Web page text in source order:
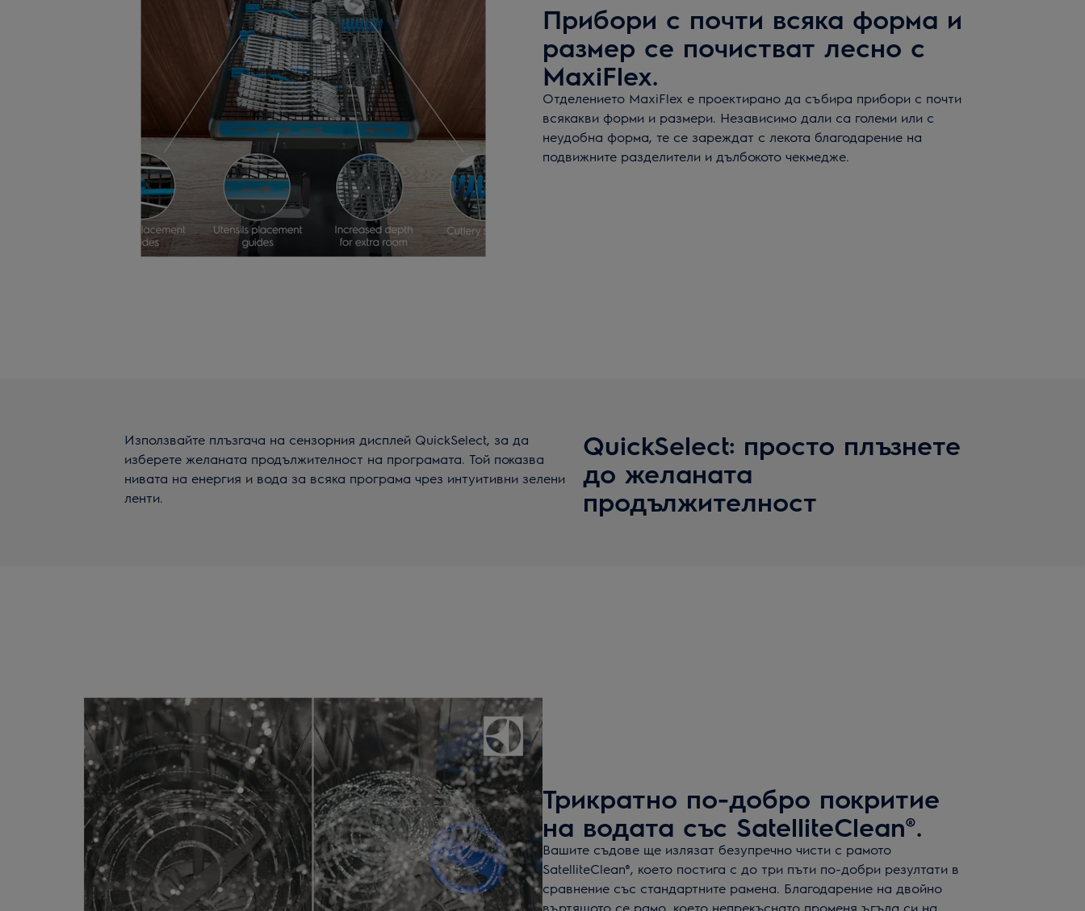
Прибори с почти всяка форма и
размер се почистват лесно с
MaxiFlex.
Отделението MaxiFlex е проектирано да събира прибори с почти
всякакви форми и размери. Независимо дали са големи или с
неудобна форма, те се зареждат с лекота благодарение на
подвижните разделители и дълбокото чекмедже.
QuickSelect: просто плъзнете
до желаната
продължителност
Използвайте плъзгача на сензорния дисплей QuickSelect, за да
изберете желаната продължителност на програмата. Той показва
нивата на енергия и вода за всяка програма чрез интуитивни зелени
ленти.
Трикратно по-добро покритие
на водата със SatelliteClean®.
Вашите съдове ще излязат безупречно чисти с рамото
SatelliteClean®, което постига с до три пъти по-добри резултати в
сравнение със стандартните рамена. Благодарение на двойно
въртящото се рамо, което непрекъснато променя ъгъла си на